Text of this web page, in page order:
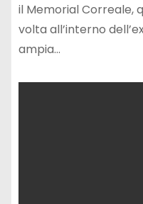
il Memorial Correale,
volta all’interno
ampia…